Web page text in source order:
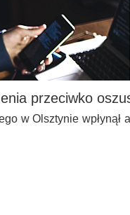
przeciwko
w Olsztynie